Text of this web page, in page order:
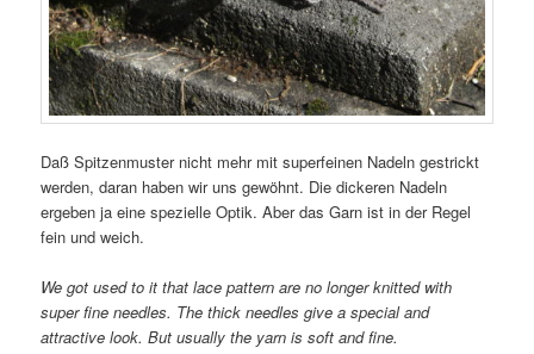
Daß Spitzenmuster nicht mehr mit superfeinen Nadeln gestrickt
werden, daran haben wir uns gewöhnt. Die dickeren Nadeln
ergeben ja eine spezielle Optik. Aber das Garn ist in der Regel
fein und weich.
We got used to it that lace pattern are no longer knitted with
super fine needles. The thick needles give a special and
attractive look. But usually the yarn is soft and fine.